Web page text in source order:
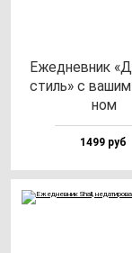
Ежед­нев­ник
стиль» с
ном
1499 руб